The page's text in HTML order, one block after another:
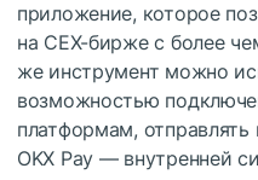
приложение, которое
на CEX-бирже с более
же инструмент можно
возможностью
платформам,
OKX Pay — внутренней